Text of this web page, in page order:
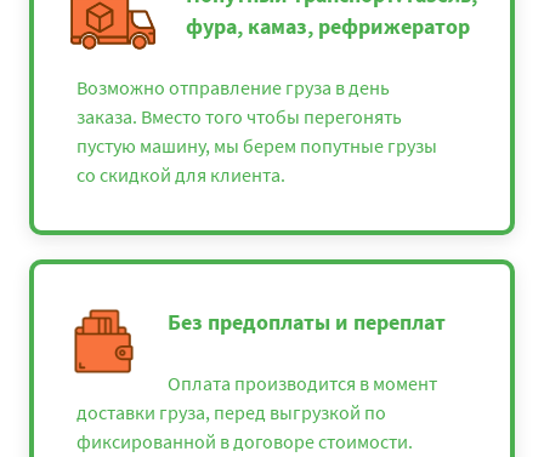
фура, камаз, рефрижератор
Возможно отправление груза в день
заказа. Вместо того чтобы перегонять
пустую машину, мы берем попутные грузы
со скидкой для клиента.
Без предоплаты и переплат
Оплата производится в момент
доставки груза, перед выгрузкой по
фиксированной в договоре стоимости.